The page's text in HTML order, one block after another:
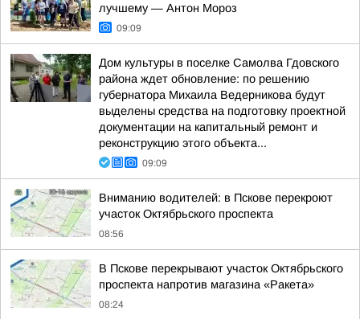
лучшему — Антон Мороз
09:09
Дом культуры в поселке Самолва Гдовского
района ждет обновление: по решению
губернатора Михаила Ведерникова будут
выделены средства на подготовку проектной
документации на капитальный ремонт и
реконструкцию этого объекта...
09:09
Вниманию водителей: в Пскове перекроют
участок Октябрьского проспекта
08:56
В Пскове перекрывают участок Октябрьского
проспекта напротив магазина «Ракета»
08:24